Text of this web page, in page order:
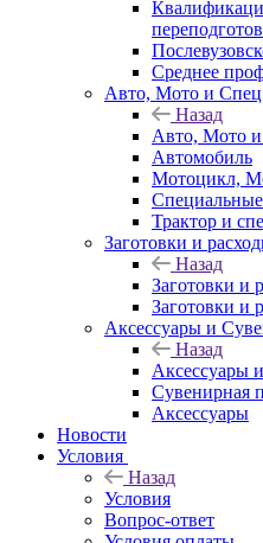
Среднее
Авто, Мото и Спец
Назад
Авто, Мото
Автомобиль
Мотоцикл,
Трактор и
Заготовки и
Назад
Заготовки и
Заготовки и
Аксессуары и
Назад
Аксессуары
Сувенирная
Аксессуары
Новости
Условия
Назад
Условия
Вопрос-ответ